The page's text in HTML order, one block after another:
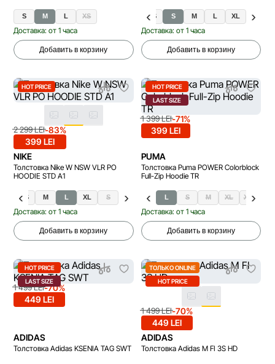
S M L XS
Доставка: от 1 часа
Добавить в корзину
XS S M L XL
Доставка: от 1 часа
Добавить в корзину
HOT PRICE
2 299 LEI-83%
399 LEI
NIKE
Толстовка Nike W NSW VLR PO
HOODIE STD A1
XS M L XL S
Доставка: от 1 часа
Добавить в корзину
HOT PRICE
LAST SIZE
1 399 LEI-71%
399 LEI
PUMA
Толстовка Puma POWER Colorblock
Full-Zip Hoodie TR
L S M XL XXL
Доставка: от 1 часа
Добавить в корзину
HOT PRICE
LAST SIZE
1 499 LEI-70%
449 LEI
ADIDAS
Толстовка Adidas KSENIA TAG SWT
ТОЛЬКО ONLINE
HOT PRICE
1 499 LEI-70%
449 LEI
ADIDAS
Толстовка Adidas M FI 3S HD